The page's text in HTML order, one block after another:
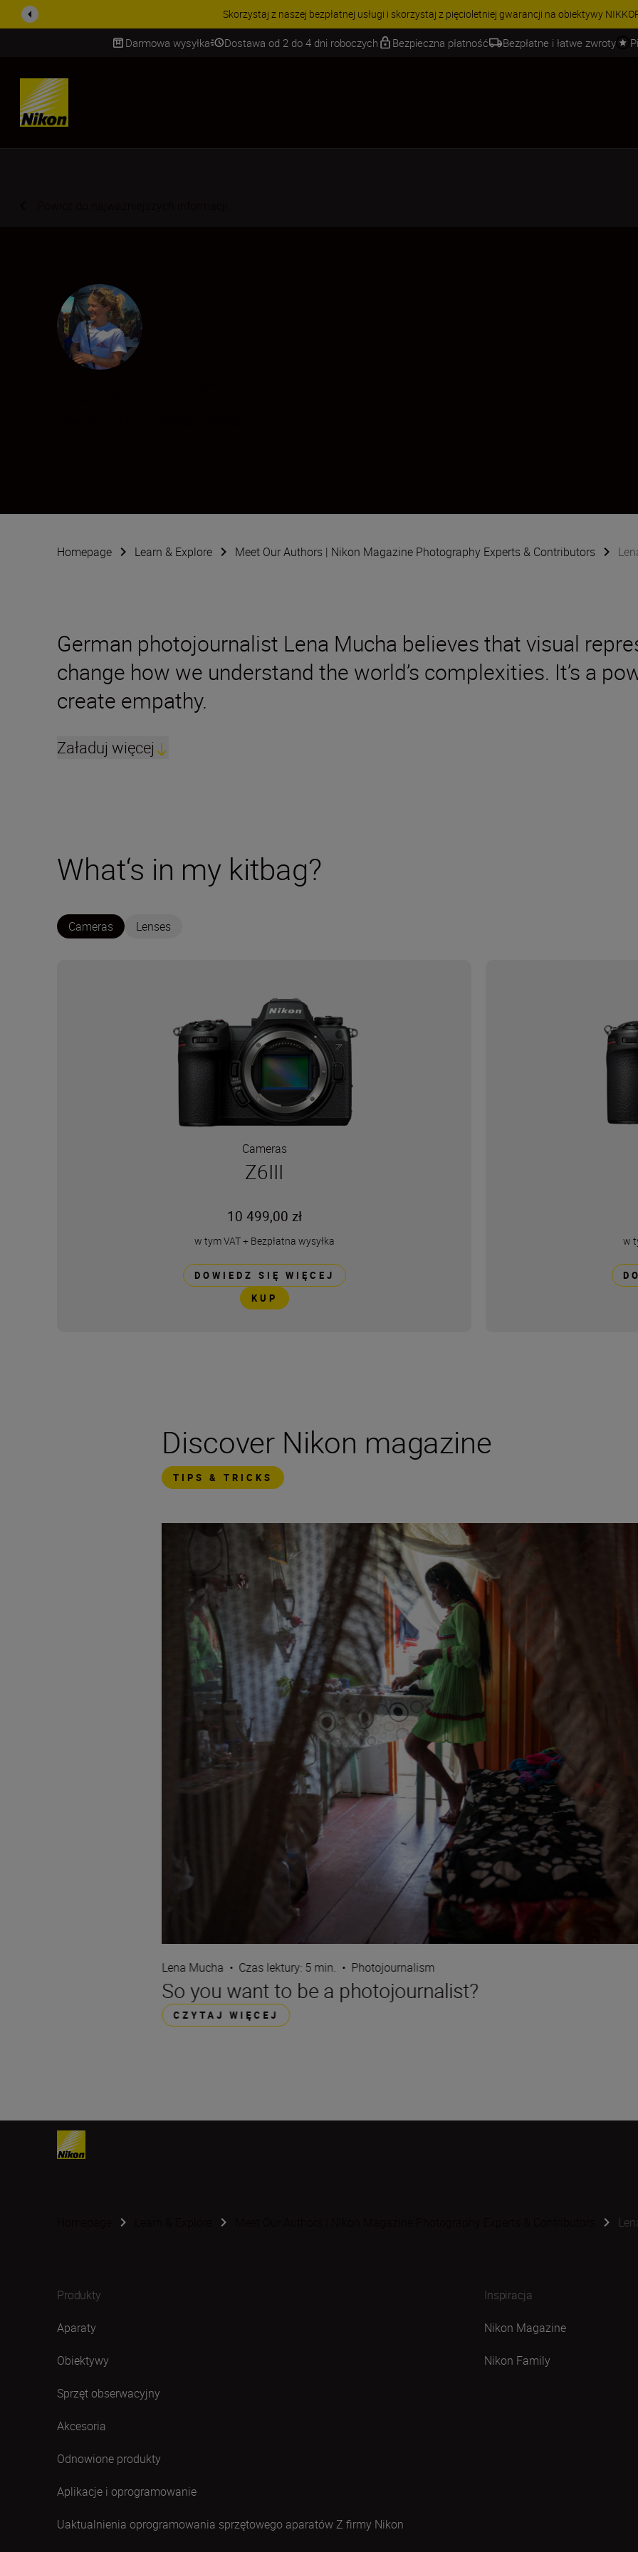
PROMOCJA NA AKCESORIA | Oszczędź 15% na wybranych akcesoriach i skompletuj swój
Darmowa wysyłka Dostawa od 2 do 4 dni roboczych Bezpieczna płatność Bezpłatne i łatwe zwroty
SKIP
Homepage Learn & Explore Meet Our Authors | Nikon Magazine Photography Experts & Contributors
German photojournalist Lena Mucha believes that visual
change how we understand the world’s complexities. It’s a
create empathy.
Załaduj więcej
What‘s in my kitbag?
Cameras Lenses
Cameras
Z6III
10 499,00 zł
w tym VAT+ Bezpłatna wysyłka
DOWIEDZ SIĘ WIĘCEJ
KUP
w
Discover Nikon magazine
TIPS & TRICKS
Lena Mucha • Czas lektury: 5 min. • Photojournalism
So you want to be a photojournalist?
CZYTAJ WIĘCEJ
Produkty
Aparaty
Obiektywy
Sprzęt obserwacyjny
Akcesoria
Odnowione produkty
Aplikacje i oprogramowanie
Uaktualnienia oprogramowania sprzętowego aparatów Z firmy Nikon
Inspiracja
Nikon Magazine
Nikon Family